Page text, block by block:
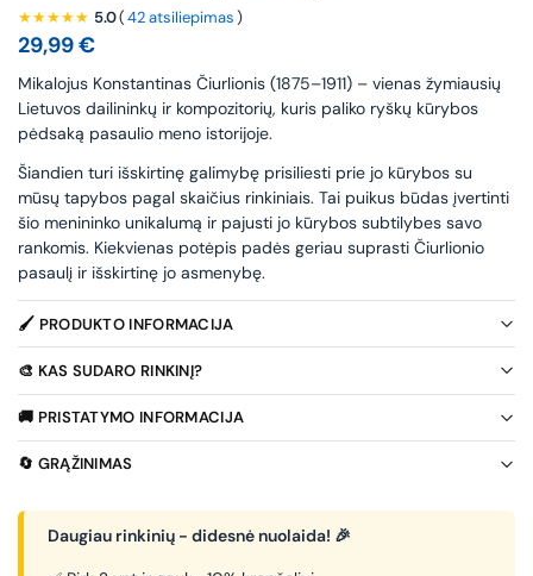
★★★★★ 5.0(42 atsiliepimas)
29,99€
Mikalojus Konstantinas Čiurlionis (1875–1911) – vienas žymiausių
Lietuvos dailininkų ir kompozitorių, kuris paliko ryškų kūrybos
pėdsaką pasaulio meno istorijoje.
Šiandien turi išskirtinę galimybę prisiliesti prie jo kūrybos su
mūsų tapybos pagal skaičius rinkiniais. Tai puikus būdas įvertinti
šio menininko unikalumą ir pajusti jo kūrybos subtilybes savo
rankomis. Kiekvienas potėpis padės geriau suprasti Čiurlionio
pasaulį ir išskirtinę jo asmenybę.
🖌️ PRODUKTO INFORMACIJA
🎨 KAS SUDARO RINKINĮ?
🚚 PRISTATYMO INFORMACIJA
🔄 GRĄŽINIMAS
Daugiau rinkinių - didesnė nuolaida! 🎉